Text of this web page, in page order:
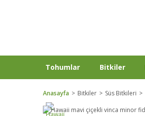
Tohumlar Bitkiler
Anasayfa Bitkiler Süs Bitkileri